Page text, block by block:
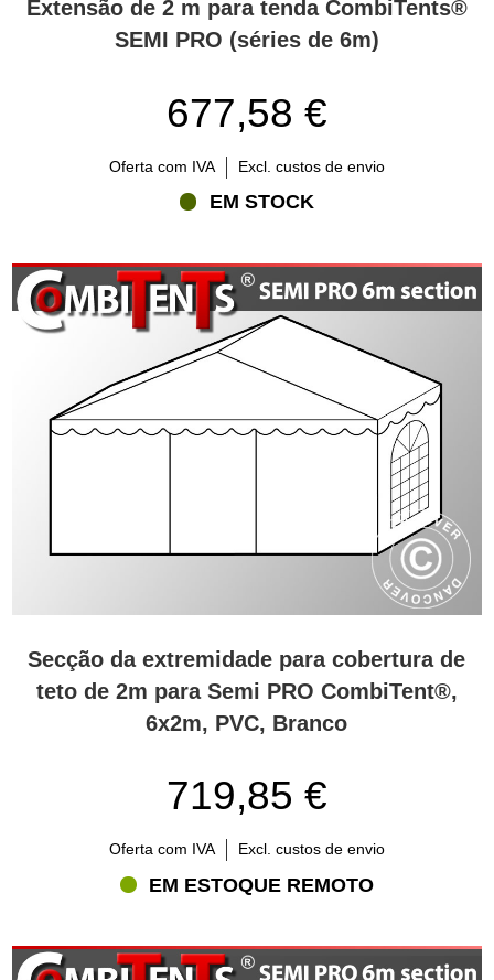
Extensão de 2 m para tenda CombiTents®
SEMI PRO (séries de 6m)
677,58 €
Oferta com IVA Excl. custos de envio
EM STOCK
Secção da extremidade para cobertura de
teto de 2m para Semi PRO CombiTent®,
6x2m, PVC, Branco
719,85 €
Oferta com IVA Excl. custos de envio
EM ESTOQUE REMOTO